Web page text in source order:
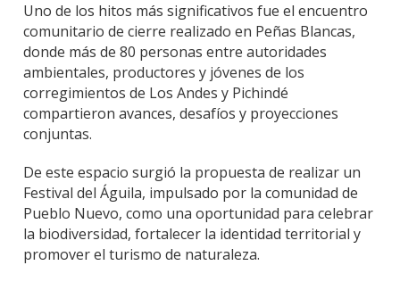
Uno de los hitos más significativos fue el encuentro
comunitario de cierre realizado en Peñas Blancas,
donde más de 80 personas entre autoridades
ambientales, productores y jóvenes de los
corregimientos de Los Andes y Pichindé
compartieron avances, desafíos y proyecciones
conjuntas.
De este espacio surgió la propuesta de realizar un
Festival del Águila, impulsado por la comunidad de
Pueblo Nuevo, como una oportunidad para celebrar
la biodiversidad, fortalecer la identidad territorial y
promover el turismo de naturaleza.